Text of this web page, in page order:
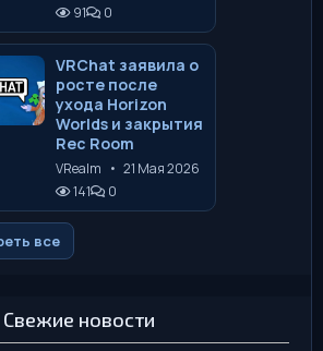
91
0
VRChat заявила о
росте после
ухода Horizon
Worlds и закрытия
Rec Room
VRealm • 21 Мая 2026
141
0
все
Свежие новости